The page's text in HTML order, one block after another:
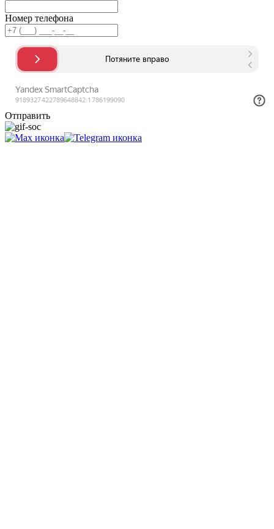
Номер телефона
Отправить